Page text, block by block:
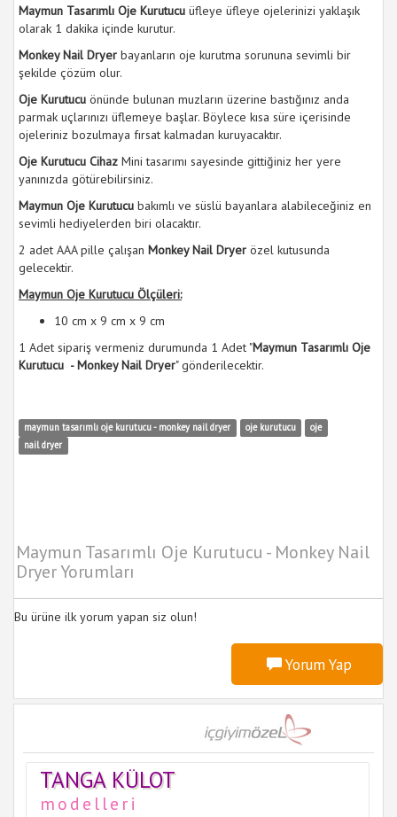
Maymun Tasarımlı Oje Kurutucu üfleye üfleye ojelerinizi yaklaşık
olarak 1 dakika içinde kurutur.
Monkey Nail Dryer bayanların oje kurutma sorununa sevimli bir
şekilde çözüm olur.
Oje Kurutucu önünde bulunan muzların üzerine bastığınız anda
parmak uçlarınızı üflemeye başlar. Böylece kısa süre içerisinde
ojeleriniz bozulmaya fırsat kalmadan kuruyacaktır.
Oje Kurutucu Cihaz Mini tasarımı sayesinde gittiğiniz her yere
yanınızda götürebilirsiniz.
Maymun Oje Kurutucu bakımlı ve süslü bayanlara alabileceğiniz en
sevimli hediyelerden biri olacaktır.
2 adet AAA pille çalışan Monkey Nail Dryer özel kutusunda
gelecektir.
Maymun Oje Kurutucu Ölçüleri:
10 cm x 9 cm x 9 cm
1 Adet sipariş vermeniz durumunda 1 Adet "Maymun Tasarımlı Oje
Kurutucu - Monkey Nail Dryer" gönderilecektir.
maymun tasarımlı oje kurutucu - monkey nail dryer oje kurutucu
oje
nail dryer
Maymun Tasarımlı Oje Kurutucu - Monkey Nail
Dryer Yorumları
Bu ürüne ilk yorum yapan siz olun!
Yorum Yap
TANGA KÜLOT
modelleri